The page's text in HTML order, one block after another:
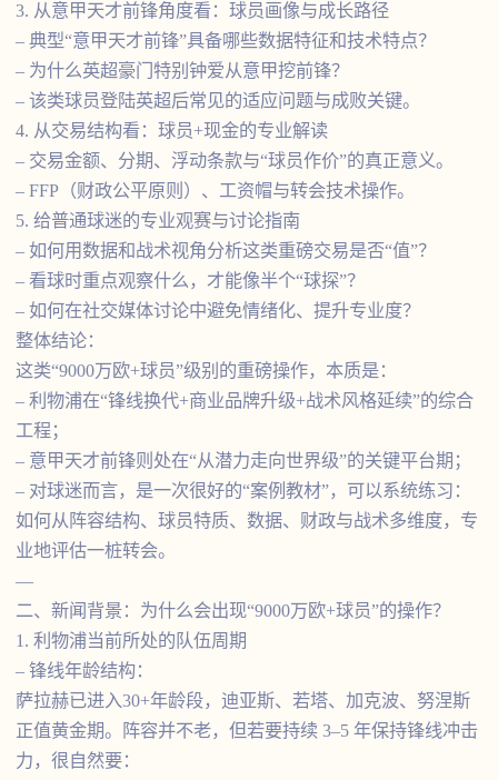
3. 从意甲天才前锋角度看：球员画像与成长路径
– 典型“意甲天才前锋”具备哪些数据特征和技术特点？
– 为什么英超豪门特别钟爱从意甲挖前锋？
– 该类球员登陆英超后常见的适应问题与成败关键。
4. 从交易结构看：球员+现金的专业解读
– 交易金额、分期、浮动条款与“球员作价”的真正意义。
– FFP（财政公平原则）、工资帽与转会技术操作。
5. 给普通球迷的专业观赛与讨论指南
– 如何用数据和战术视角分析这类重磅交易是否“值”？
– 看球时重点观察什么，才能像半个“球探”？
– 如何在社交媒体讨论中避免情绪化、提升专业度？
整体结论：
这类“9000万欧+球员”级别的重磅操作，本质是：
– 利物浦在“锋线换代+商业品牌升级+战术风格延续”的综合
工程；
– 意甲天才前锋则处在“从潜力走向世界级”的关键平台期；
– 对球迷而言，是一次很好的“案例教材”，可以系统练习：
如何从阵容结构、球员特质、数据、财政与战术多维度，专
业地评估一桩转会。
—
二、新闻背景：为什么会出现“9000万欧+球员”的操作？
1. 利物浦当前所处的队伍周期
– 锋线年龄结构：
萨拉赫已进入30+年龄段，迪亚斯、若塔、加克波、努涅斯
正值黄金期。阵容并不老，但若要持续 3–5 年保持锋线冲击
力，很自然要：